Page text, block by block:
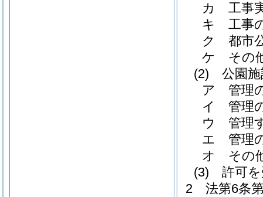
カ
工事
キ
工事
ク
都市
ケ
その
(2)
公園
ア
管理
イ
管理
ウ
管理
エ
管理
オ
その
(3)
許可
2
法第6条